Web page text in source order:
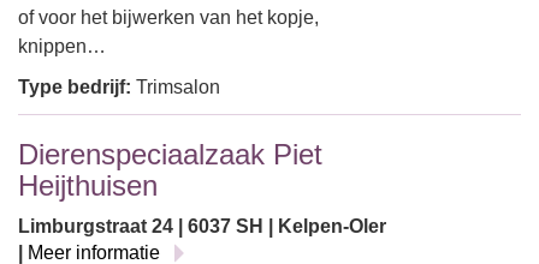
of voor het bijwerken van het kopje,
knippen…
Type bedrijf: Trimsalon
Dierenspeciaalzaak Piet
Heijthuisen
Limburgstraat 24 | 6037 SH | Kelpen-Oler
Meer informatie